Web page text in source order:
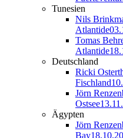
Tunesien
Nils
Atlantide
Tomas
Atlantide
Deutschland
Ricki
Fischland
Jörn
Ostsee
Ägypten
Jörn
Bay